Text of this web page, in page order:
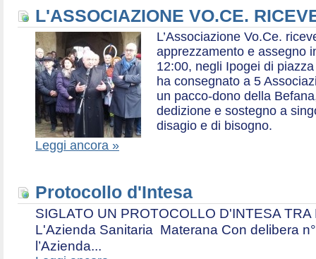
L'ASSOCIAZIONE VO.CE.
L’Associazione Vo.Ce.
apprezzamento e assegno
12:00, negli Ipogei di
ha consegnato a 5
un pacco-dono della
dedizione e sostegno a
disagio e di bisogno.
Leggi ancora »
Protocollo d'Intesa
SIGLATO UN PROTOCOLLO D'INTESA
L'Azienda Sanitaria Materana Con delibera
l’Azienda...